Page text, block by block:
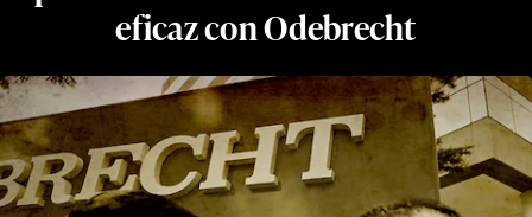
eficaz con Odebrecht